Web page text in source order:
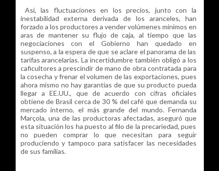
Así, las fluctuaciones en los precios, junto con la
inestabilidad externa derivada de los aranceles, han
forzado a los productores a vender volúmenes mínimos en
aras de mantener su flujo de caja, al tiempo que las
negociaciones con el Gobierno han quedado en
suspenso, a la espera de que se aclare el panorama de las
tarifas arancelarias. La incertidumbre también obligó a los
caficultores a prescindir de mano de obra contratada para
la cosecha y frenar el volumen de las exportaciones, pues
ahora mismo no hay garantías de que su producto pueda
llegar a EE.UU., que de acuerdo con cifras oficiales
obtiene de Brasil cerca de 30 % del café que demanda su
mercado interno, el más grande del mundo. Fernanda
Marçola, una de las productoras afectadas, aseguró que
esta situación los ha puesto al filo de la precariedad, pues
no pueden comprar lo que necesitan para seguir
produciendo y tampoco para satisfacer las necesidades
de sus familias.